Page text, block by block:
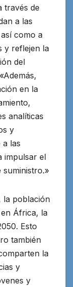
través de
a las
como a
y reflejen la
del
en la
analíticas
y
a las
impulsar el
suministro.»
la población
África, la
Esto
también
la
y
y